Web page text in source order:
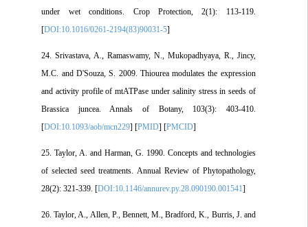
under wet conditions. Crop Protection, 2(1): 113-119.
[DOI:10.1016/0261-2194(83)90031-5
24. Srivastava, A., Ramaswamy, N., Mukopadhyaya, R., Jincy,
M.C. and D'Souza, S. 2009. Thiourea modulates the expression
and activity profile of mtATPase under salinity stress in seeds of
Brassica juncea. Annals of Botany, 103(3): 403-410.
[DOI:10.1093/aob/mcn229] [PMID] [PMCID
25. Taylor, A. and Harman, G. 1990. Concepts and technologies
of selected seed treatments. Annual Review of Phytopathology,
28(2): 321-339. [DOI:10.1146/annurev.py.28.090190.001541
26. Taylor, A., Allen, P., Bennett, M., Bradford, K., Burris, J. and